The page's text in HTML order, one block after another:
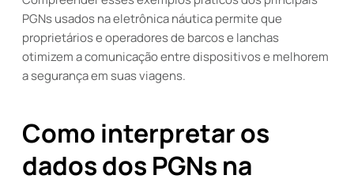
PGNs usados na eletrônica náutica permite que
proprietários e operadores de barcos e lanchas
otimizem a comunicação entre dispositivos e melhorem
a segurança em suas viagens.
Como interpretar os
dados dos PGNs na